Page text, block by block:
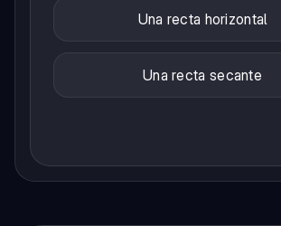
Una recta horizontal
Una recta secante